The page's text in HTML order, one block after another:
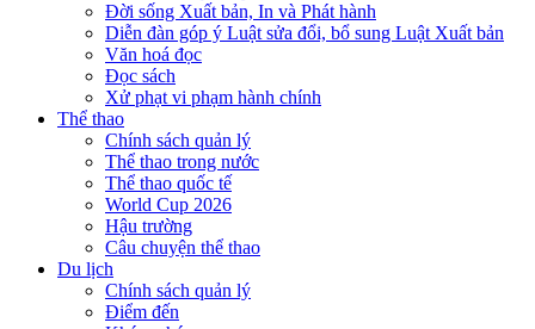
Đời sống Xuất bản, In và Phát hành
Diễn đàn góp ý Luật sửa đổi, bổ sung Luật Xuất bản
Văn hoá đọc
Đọc sách
Xử phạt vi phạm hành chính
Thể thao
Chính sách quản lý
Thể thao trong nước
Thể thao quốc tế
World Cup 2026
Hậu trường
Câu chuyện thể thao
Du lịch
Chính sách quản lý
Điểm đến